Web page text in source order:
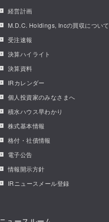
経営計画
M.D.C. Holdings, Incの買収について
受注速報
決算ハイライト
決算資料
IRカレンダー
個人投資家のみなさまへ
積水ハウス早わかり
株式基本情報
格付・社債情報
電子公告
情報開示方針
IRニュースメール登録